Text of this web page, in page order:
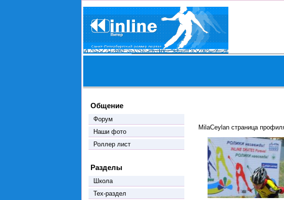
Общение
Форум
Наши фото
Роллер лист
Разделы
Школа
Тех-раздел
MilaCeylan страница